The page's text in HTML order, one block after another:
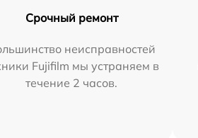
Срочный ремонт
неисправностей
Fujifilm мы устраняем в
течение 2 часов.